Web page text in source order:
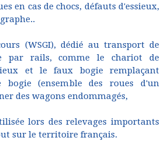
en cas de chocs, défauts d'essieux,
(WSGI), dédié au transport de
par rails, comme le chariot de
et le faux bogie remplaçant
bogie (ensemble des roues d'un
des wagons endommagés,
lors des relevages importants
sur le territoire français.